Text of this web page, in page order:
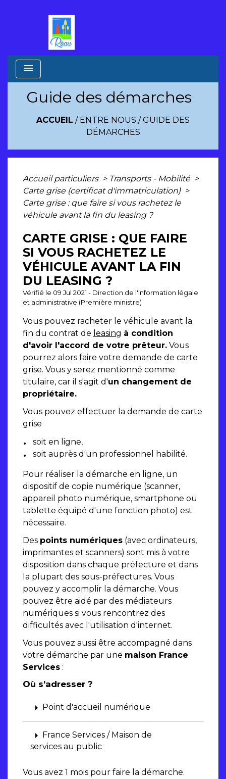
menu
Guide des démarches
ACCUEIL / ENTRE NOUS /GUIDE DES
DÉMARCHES
Accueil particuliers > Transports - Mobilité >
Carte grise (certificat d'immatriculation) >
Carte grise : que faire si vous rachetez le
véhicule avant la fin du leasing ?
CARTE GRISE : QUE FAIRE
SI VOUS RACHETEZ LE
VÉHICULE AVANT LA FIN
DU LEASING ?
Vérifié le 09 Jul 2021 - Direction de l'information légale
et administrative (Première ministre)
Vous pouvez racheter le véhicule avant la
fin du contrat de leasing à condition
d'avoir l'accord de votre prêteur. Vous
pourrez alors faire votre demande de carte
grise. Vous y serez mentionné comme
titulaire, car il s'agit d'un changement de
propriétaire.
Vous pouvez effectuer la demande de carte
grise
soit en ligne,
soit auprès d'un professionnel habilité.
Pour réaliser la démarche en ligne, un
dispositif de copie numérique (scanner,
appareil photo numérique, smartphone ou
tablette équipé d'une fonction photo) est
nécessaire.
Des points numériques (avec ordinateurs,
imprimantes et scanners) sont mis à votre
disposition dans chaque préfecture et dans
la plupart des sous-préfectures. Vous
pouvez y accomplir la démarche. Vous
pouvez être aidé par des médiateurs
numériques si vous rencontrez des
difficultés avec l'utilisation d'internet.
Vous pouvez aussi être accompagné dans
votre démarche par une maison France
Services :
Où s’adresser ?
arrow_right Point d'accueil numérique
arrow_right
France Services / Maison de
services au public
Vous avez 1 mois pour faire la démarche.